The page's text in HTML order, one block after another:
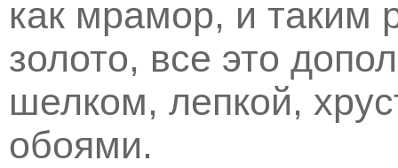
как мрамор, и таким
золото, все это
шелком, лепкой,
обоями.